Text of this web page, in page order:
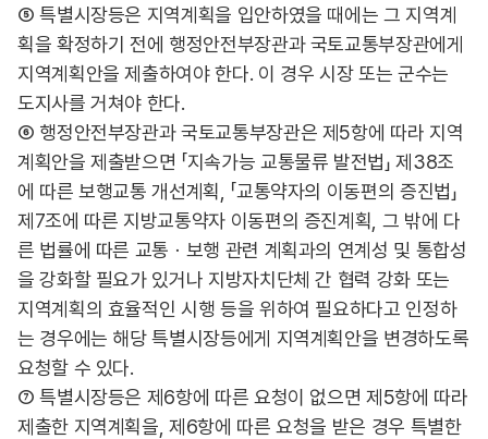
⑤ 특별시장등은 지역계획을 입안하였을 때에는 그 지역계
획을 확정하기 전에 행정안전부장관과 국토교통부장관에게
지역계획안을 제출하여야 한다. 이 경우 시장 또는 군수는
도지사를 거쳐야 한다.
⑥ 행정안전부장관과 국토교통부장관은 제5항에 따라 지역
계획안을 제출받으면 「지속가능 교통물류 발전법」 제38조
에 따른 보행교통 개선계획, 「교통약자의 이동편의 증진법」
제7조에 따른 지방교통약자 이동편의 증진계획, 그 밖에 다
른 법률에 따른 교통ㆍ보행 관련 계획과의 연계성 및 통합성
을 강화할 필요가 있거나 지방자치단체 간 협력 강화 또는
지역계획의 효율적인 시행 등을 위하여 필요하다고 인정하
는 경우에는 해당 특별시장등에게 지역계획안을 변경하도록
요청할 수 있다.
⑦ 특별시장등은 제6항에 따른 요청이 없으면 제5항에 따라
제출한 지역계획을, 제6항에 따른 요청을 받은 경우 특별한